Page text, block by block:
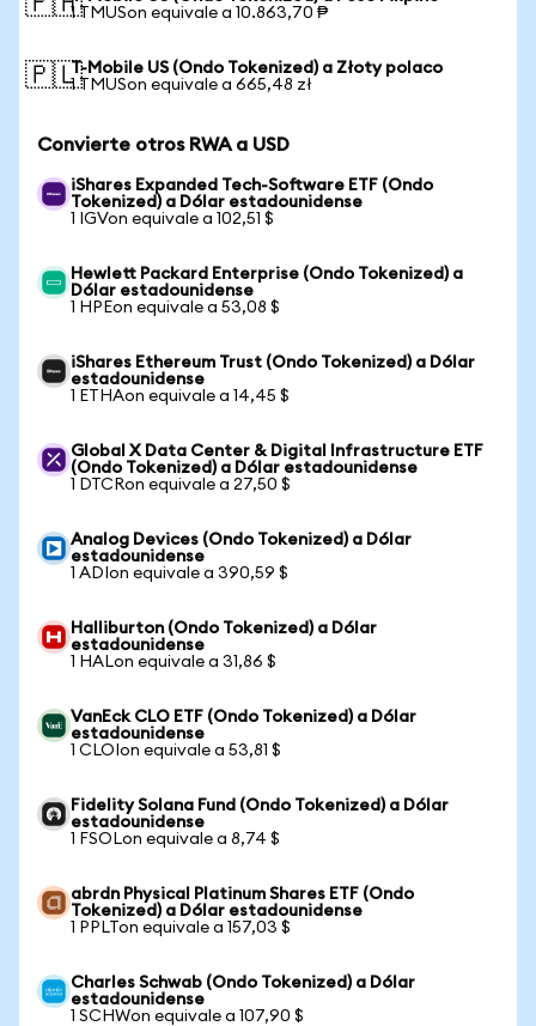
1 TMUSon equivale a 10.863,70 ₱
🇵🇱T-Mobile US (Ondo Tokenized) a Złoty polaco
1 TMUSon equivale a 665,48 zł
Convierte otros RWA a USD
iShares Expanded Tech-Software ETF (Ondo
Tokenized) a Dólar estadounidense
1 IGVon equivale a 102,51 $
Hewlett Packard Enterprise (Ondo Tokenized) a
Dólar estadounidense
1 HPEon equivale a 53,08 $
iShares Ethereum Trust (Ondo Tokenized) a Dólar
estadounidense
1 ETHAon equivale a 14,45 $
Global X Data Center & Digital Infrastructure ETF
(Ondo Tokenized) a Dólar estadounidense
1 DTCRon equivale a 27,50 $
Analog Devices (Ondo Tokenized) a Dólar
estadounidense
1 ADIon equivale a 390,59 $
Halliburton (Ondo Tokenized) a Dólar
estadounidense
1 HALon equivale a 31,86 $
VanEck CLO ETF (Ondo Tokenized) a Dólar
estadounidense
1 CLOIon equivale a 53,81 $
Fidelity Solana Fund (Ondo Tokenized) a Dólar
estadounidense
1 FSOLon equivale a 8,74 $
abrdn Physical Platinum Shares ETF (Ondo
Tokenized) a Dólar estadounidense
1 PPLTon equivale a 157,03 $
Charles Schwab (Ondo Tokenized) a Dólar
estadounidense
1 SCHWon equivale a 107,90 $